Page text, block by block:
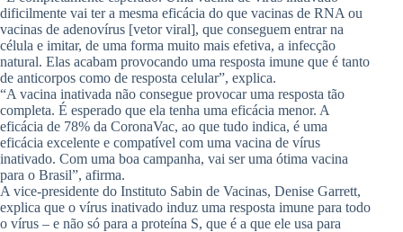
dificilmente vai ter a mesma eficácia do que vacinas de RNA ou
vacinas de adenovírus [vetor viral], que conseguem entrar na
célula e imitar, de uma forma muito mais efetiva, a infecção
natural. Elas acabam provocando uma resposta imune que é tanto
de anticorpos como de resposta celular”, explica.
“A vacina inativada não consegue provocar uma resposta tão
completa. É esperado que ela tenha uma eficácia menor. A
eficácia de 78% da CoronaVac, ao que tudo indica, é uma
eficácia excelente e compatível com uma vacina de vírus
inativado. Com uma boa campanha, vai ser uma ótima vacina
para o Brasil”, afirma.
A vice-presidente do Instituto Sabin de Vacinas, Denise Garrett,
explica que o vírus inativado induz uma resposta imune para todo
o vírus – e não só para a proteína S, que é a que ele usa para